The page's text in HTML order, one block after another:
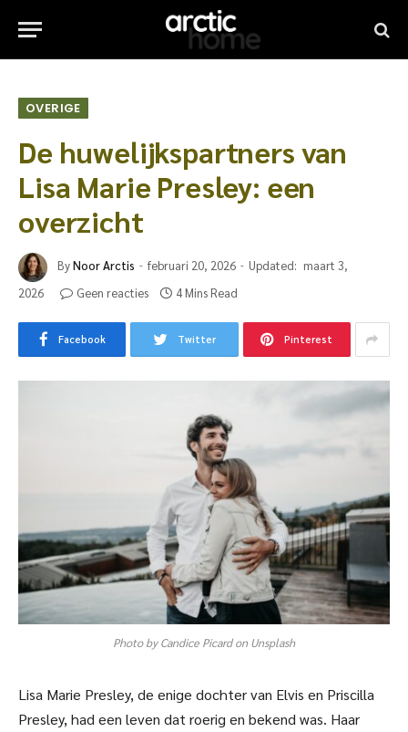
OVERIGE
De huwelijkspartners van
Lisa Marie Presley: een
overzicht
ByNoor Arctis februari 20, 2026 Updated: maart 3,
2026
Geen reacties 4 Mins Read
Facebook Twitter Pinterest
Photo by Candice Picard on Unsplash
Lisa Marie Presley, de enige dochter van Elvis en Priscilla
Presley, had een leven dat roerig en bekend was. Haar